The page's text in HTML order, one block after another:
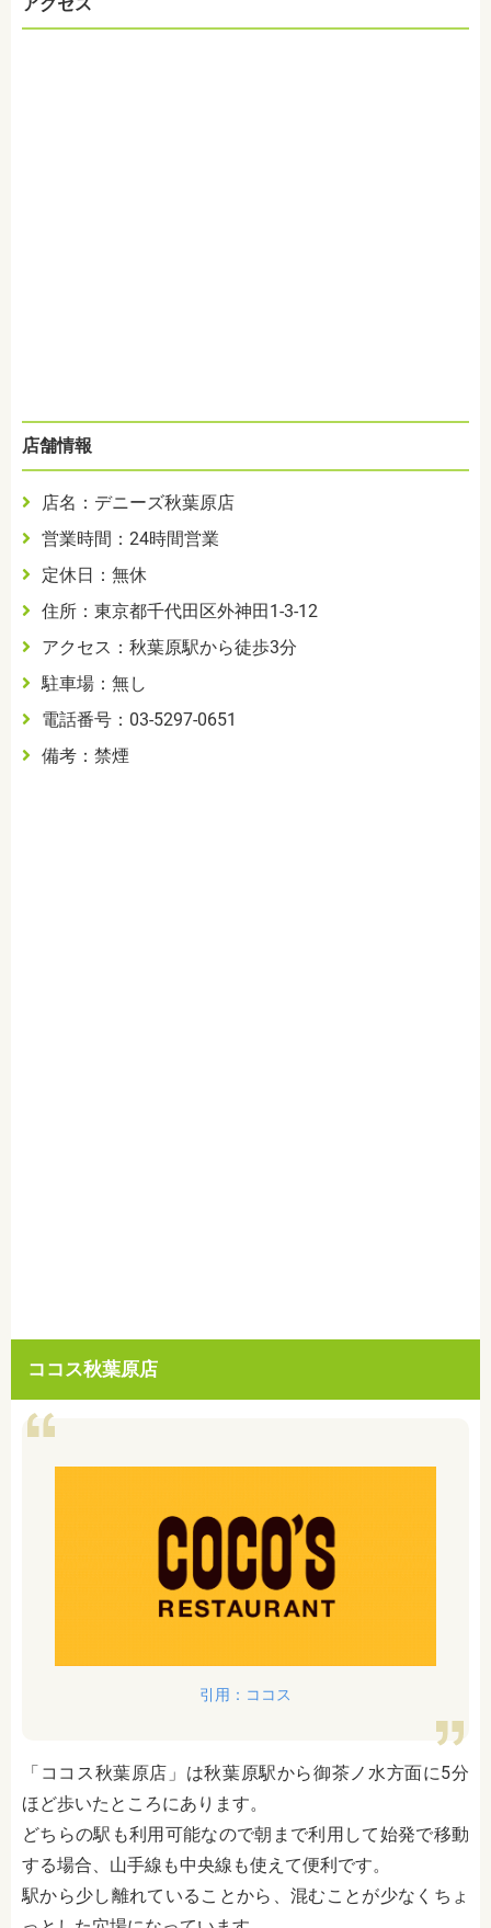
店舗情報
店名：デニーズ秋葉原店
営業時間：24時間営業
定休日：無休
住所：東京都千代田区外神田1-3-12
アクセス：秋葉原駅から徒歩3分
駐車場：無し
電話番号：03-5297-0651
備考：禁煙
ココス秋葉原店
引用：ココス
「ココス秋葉原店」は秋葉原駅から御茶ノ水方面に5分
ほど歩いたところにあります。
どちらの駅も利用可能なので朝まで利用して始発で移動
する場合、山手線も中央線も使えて便利です。
駅から少し離れていることから、混むことが少なくちょ